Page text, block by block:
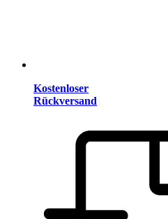
Kostenloser
Rückversand